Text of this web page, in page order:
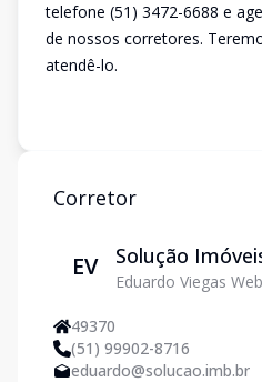
telefone (51) 3472-6688 e
de nossos corretores.
atendê-lo.
Corretor
EV Solução
Eduardo Viegas
49370
(51) 99902-8716
eduardo@solucao.imb.br